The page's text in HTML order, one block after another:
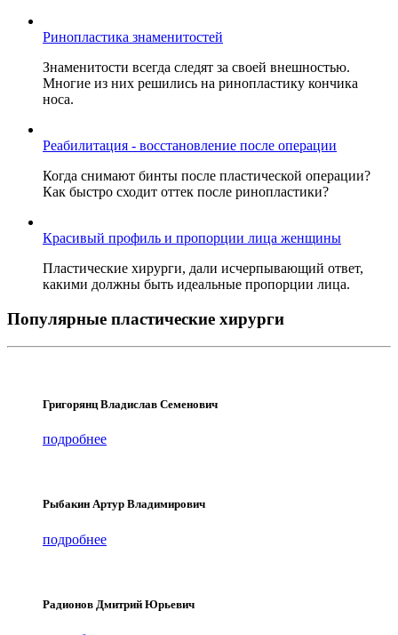
Ринопластика знаменитостей
Знаменитости всегда следят за своей внешностью.
Многие из них решились на ринопластику кончика
носа.
Реабилитация - восстановление после операции
Когда снимают бинты после пластической операции?
Как быстро сходит оттек после ринопластики?
Красивый профиль и пропорции лица женщины
Пластические хирурги, дали исчерпывающий ответ,
какими должны быть идеальные пропорции лица.
Популярные пластические хирурги
Григорянц Владислав Семенович
подробнее
Рыбакин Артур Владимирович
подробнее
Радионов Дмитрий Юрьевич